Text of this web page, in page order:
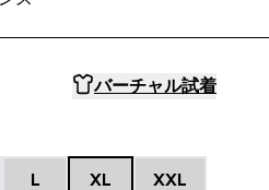
バーチャル試着
L XL XXL